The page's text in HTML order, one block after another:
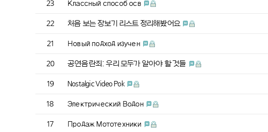
23 Классный способ осв
22 처음 보는 장보기 리스트 정리해봤어요
21 Новый подход изучен
20 공연음란죄: 우리 모두가 알아야 할 것들
19 Nostalgic Video Pok
18 Электрический Водон
17 Продаж Мототехники